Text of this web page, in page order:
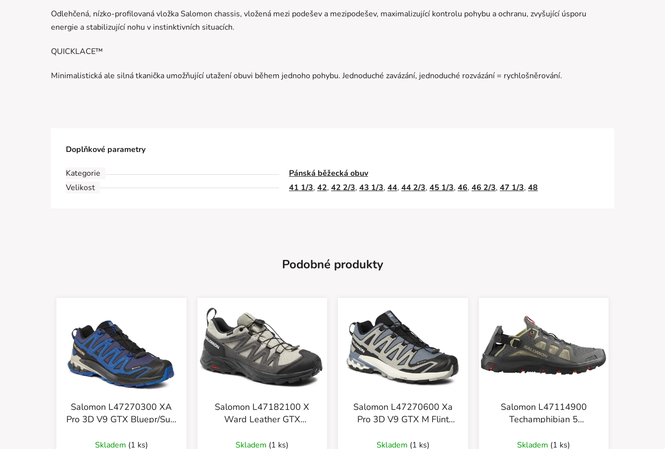
Odlehčená, nízko-profilovaná vložka Salomon chassis, vložená mezi podešev a mezipodešev, maximalizující kontrolu pohybu a ochranu, zvyšující úsporu
energie a stabilizující nohu v instinktivních situacích.
QUICKLACE™
Minimalistická ale silná tkanička umožňující utažení obuvi během jednoho pohybu. Jednoduché zavázání, jednoduché rozvázání = rychlošněrování.
Doplňkové parametry
Kategorie
Pánská běžecká obuv
Velikost
41 1/3, 42, 42 2/3, 43 1/3, 44, 44 2/3, 45 1/3, 46, 46 2/3, 47 1/3, 48
Podobné produkty
Salomon L47270300 XA
Pro 3D V9 GTX Bluepr/Surf
Skladem (1 ks)
Salomon L47182100 X
Ward Leather GTX
Skladem (1 ks)
Salomon L47270600 Xa
Pro 3D V9 GTX M Flint
Skladem (1 ks)
Salomon L47114900
Techamphibian 5
Skladem (1 ks)